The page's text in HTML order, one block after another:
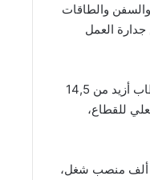
والسفن والطاقات
جدارة العمل
وأضاف رئيس الحكومة أنه “علاوة على الانتقال النوعي المنجز في قطاع السياحة الذي عرف استقطاب أزيد من 14,5
إقلاع فعلي للقطاع،
وأردف أنه بفضل كل هذه الجهود، مكنت الأنشطة غير الفلاحية من خلق فرص شغل صافية بلغت 116 ألف منصب شغل،